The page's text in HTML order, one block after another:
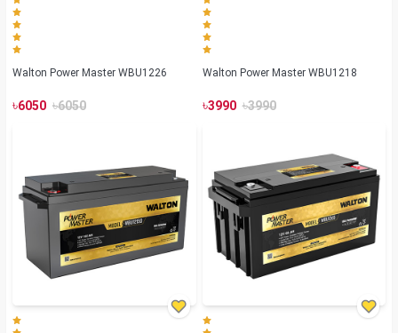
Walton Power Master WBU1226
৳6050 ৳6050
Walton Power Master WBU1218
৳3990 ৳3990